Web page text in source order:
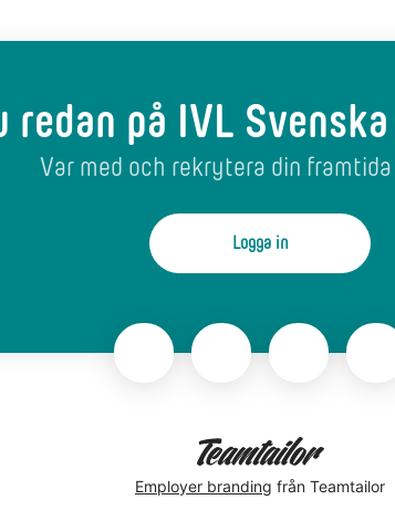
redan på IVL
Var med och rekrytera din
Logga in
Employer branding från Teamtailor